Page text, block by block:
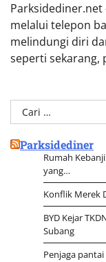
melalui telepon
melindungi diri
seperti sekarang,
Cari
untuk:
Parksidediner
Rumah
yang…
Konflik Merek
BYD Kejar
Subang
Penjaga